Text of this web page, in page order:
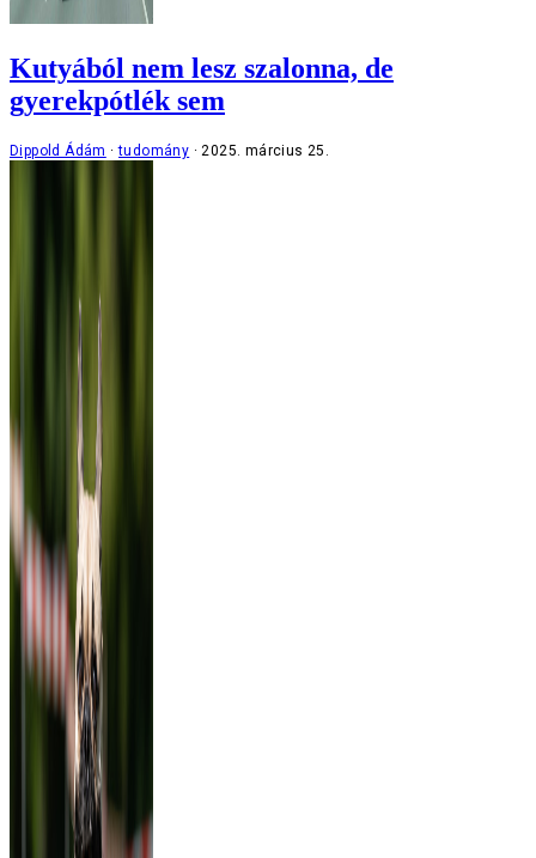
Kutyából nem lesz szalonna, de
gyerekpótlék sem
Dippold Ádám tudomány 2025. március 25.